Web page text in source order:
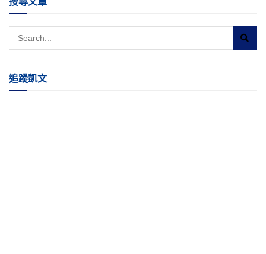
追蹤凱文